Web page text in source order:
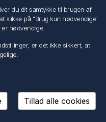
forbeholdt.
du dit samtykke til brugen af
klikke på "Brug kun nødvendige"
nødvendige.
er det ikke sikkert, at
Tillad alle cookies